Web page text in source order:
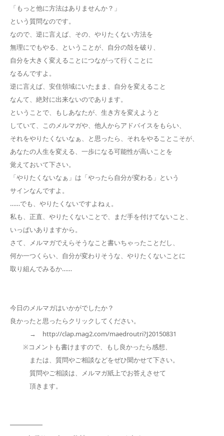
「もっと他に方法はありませんか？」
という質問なのです。
なので、逆に言えば、その、やりたくない方法を
無理にでもやる、ということが、自分の殻を破り、
自分を大きく変えることにつながって行くことに
なるんですよ。
逆に言えば、安住領域にいたまま、自分を変えること
なんて、絶対に出来ないのであります。
ということで、もしあなたが、生き方を変えようと
していて、このメルマガや、他人からアドバイスをもらい、
それをやりたくないなぁ、と思ったら、それをやることこそが、
あなたの人生を変える、一歩になる可能性が高いことを
覚えておいて下さい。
「やりたくないなぁ」は「やったら自分が変わる」という
サインなんですよ。
……でも、やりたくないですよねぇ。
私も、正直、やりたくないことで、まだ手を付けてないこと、
いっぱいありますから。
さて、メルマガでえらそうなこと書いちゃったことだし、
何か一つくらい、自分が変わりそうな、やりたくないことに
取り組んでみるか……
今日のメルマガはいかがでしたか？
良かったと思ったらクリックしてください。
→ http://clap.mag2.com/maedroutri?J20150831
※コメントも書けますので、もし良かったら感想、
または、質問やご相談などをぜひ聞かせて下さい。
質問やご相談は、メルマガ紙上でお答えさせて
頂きます。
━━━━━